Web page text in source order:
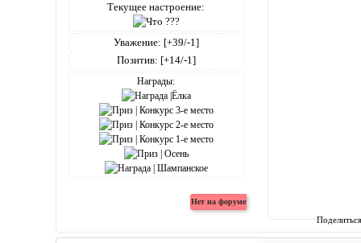
Текущее настроение:
Уважение: [+39/-1]
Позитив: [+14/-1]
Награды: